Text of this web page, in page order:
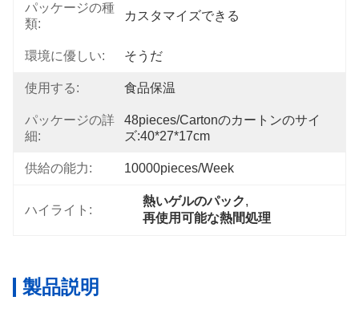
パッケージの種
類:
カスタマイズできる
環境に優しい: そうだ
使用する: 食品保温
パッケージの詳
細:
48pieces/cartonのカートンのサイ
ズ:40*27*17cm
供給の能力: 10000pieces/week
ハイライト:
熱いゲルのパック,
再使用可能な熱間処理
製品説明